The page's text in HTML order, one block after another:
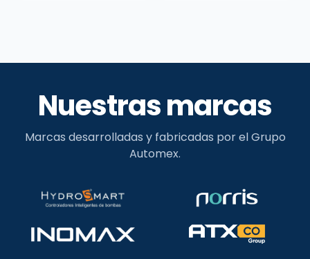
Nuestras marcas
Marcas desarrolladas y fabricadas por el Grupo
Automex.